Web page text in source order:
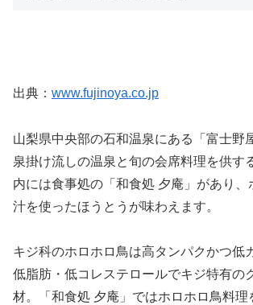
出典： www.fujinoya.co.jp
山梨県中央部の石和温泉にある「富士野
泉掛け流しの温泉と旬の会席料理を供す
内には食事処の「和食処 夕庵」があり、
汁を使ったほうとうが味わえます。
キジ科のホロホロ鳥は高タンパクかつ低
低脂肪・低コレステロールでキジ特有の
材。「和食処 夕庵」ではホロホロ鳥料理